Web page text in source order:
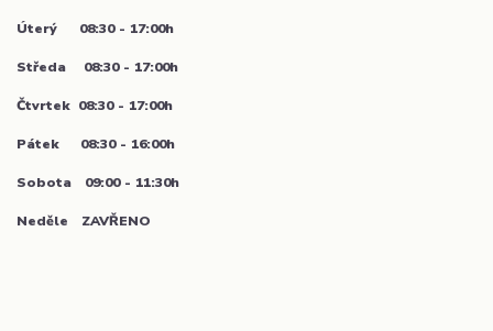
Úterý 08:30 - 17:00h
Středa 08:30 - 17:00h
Čtvrtek 08:30 - 17:00h
Pátek 08:30 - 16:00h
Sobota 09:00 - 11:30h
Neděle ZAVŘENO